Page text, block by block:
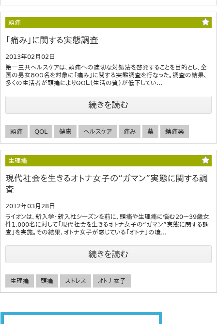
頭痛
「痛み」に関する実態調査
2013年02月02日
第一三共ヘルスケアは、頭痛への適切な対処法を啓発することを目的とし、全
国の男女８００名を対象に「痛み」に関する実態調査を行なった。調査の結果、
多くの生活者が頭痛によりＱＯＬ（生活の質）が低下してい...
続きを読む
頭痛 QOL 健康 ヘルスケア 痛み 薬 鎮痛薬
生理痛
現代社会を生きるオトナ女子の“ガマン”実態に関する調
査
2012年03月28日
ライオンは、新入学・新入社シーズンを前に、頭痛や生理痛に悩む20～39歳女
性1,000名に対して「現代社会を生きるオトナ女子の“ガマン”実態に関する調
査」を実施。その結果、オトナ女子が感じている「オトナ」の境...
続きを読む
生理痛 頭痛 ストレス オトナ女子